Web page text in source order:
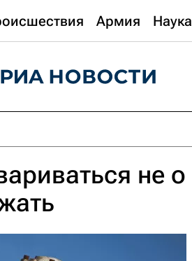
Армия Наука
не о